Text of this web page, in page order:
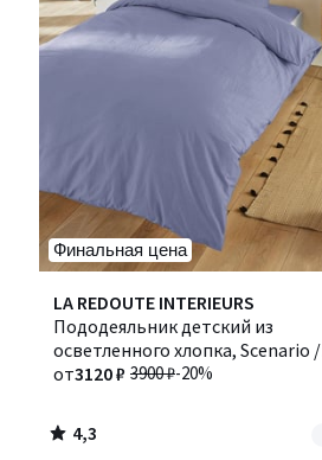
Финальная цена
LA REDOUTE INTERIEURS
Пододеяльник детский из
осветленного хлопка, Scenario /
Сценарио3900 ₽-20%
от3120 ₽
4,3
/ 5
Количество
цветов:
2
4,3
/